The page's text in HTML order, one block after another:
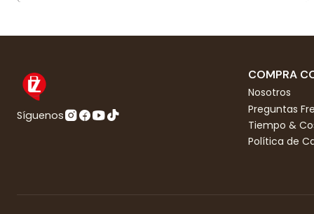
Síguenos
COMPRA
Nosotros
Preguntas
Tiempo &
Política de